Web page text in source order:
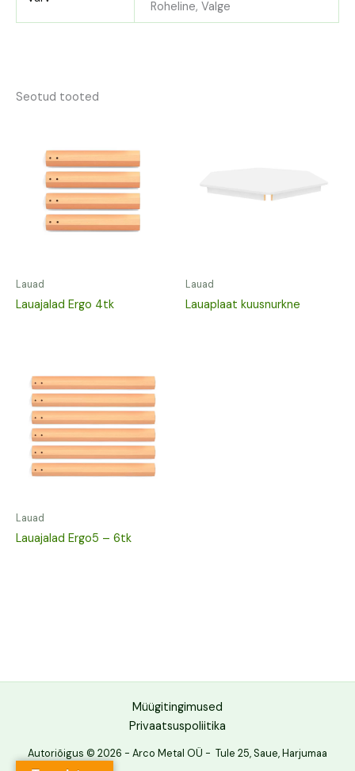
Roheline, Valge
Seotud tooted
Lauad
Lauajalad Ergo 4tk
Lauad
Lauaplaat kuusnurkne
Lauad
Lauajalad Ergo5 – 6tk
Müügitingimused
Privaatsuspoliitika
Autoriõigus © 2026 - Arco Metal OÜ - Tule 25, Saue, Harjumaa